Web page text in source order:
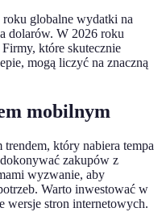
globalne wydatki na
dolarów. W 2026 roku
które skutecznie
mogą liczyć na znaczną
mobilnym
który nabiera tempa
zakupów z
wyzwanie, aby
Warto inwestować w
wersje stron internetowych.